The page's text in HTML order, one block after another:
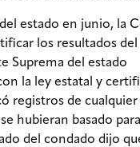
estado en junio, la
los resultados del
Suprema del estado
la ley estatal y
registros de cualquier
hubieran basado para
del condado dijo